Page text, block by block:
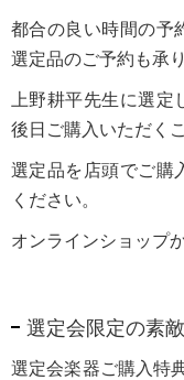
都合の良い時間の予
選定品のご予約も承り
上野耕平先生に選定
後日ご購入いただく
選定品を店頭でご購
ください。
オンラインショップ
選定会限定の素
選定会楽器ご購入特